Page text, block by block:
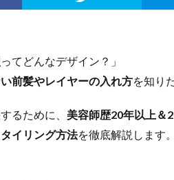
ってどんなデザイン？」
前髪やレイヤーの入れ方を知り
るために、 美容師歴20年以上＆
イリング方法を徹底解説します。